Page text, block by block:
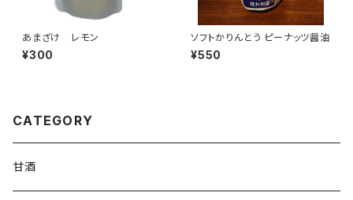
あまざけ レモン
¥300
ソフトかりんとう ピーナッツ醤油
¥550
CATEGORY
甘酒